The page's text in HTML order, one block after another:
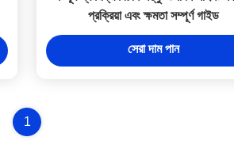
প্রক্রিয়া এবং ক্ষমতা সম্পূর্ণ গাইড
সেরা দাম পান
1